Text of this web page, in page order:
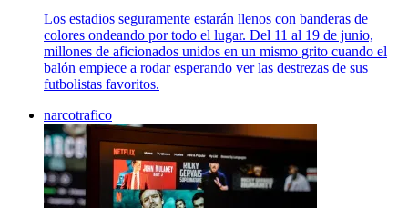
Los estadios seguramente estarán llenos con banderas de
colores ondeando por todo el lugar. Del 11 al 19 de junio,
millones de aficionados unidos en un mismo grito cuando el
balón empiece a rodar esperando ver las destrezas de sus
futbolistas favoritos.
narcotrafico